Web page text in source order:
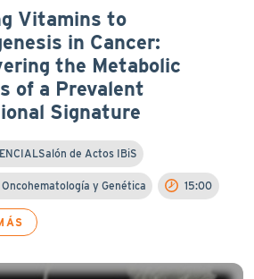
Vitamins to
in Cancer:
the Metabolic
of a Prevalent
Signature
de Actos IBiS
y Genética 15:00